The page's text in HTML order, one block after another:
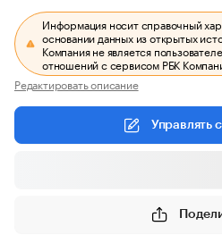
Информация носит справочный
основании данных из открытых
Компания не является
отношений с сервисом РБК
Редактировать описание
Управлять